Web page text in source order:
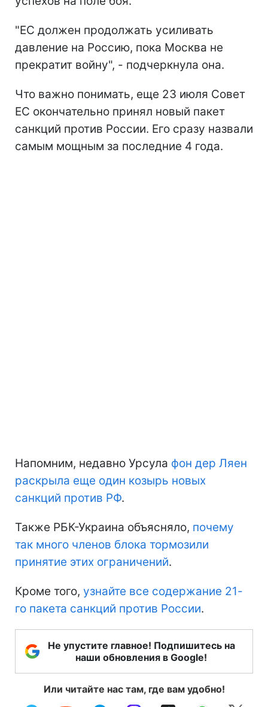
"ЕС должен продолжать усиливать
давление на Россию, пока Москва не
прекратит войну", - подчеркнула она.
Что важно понимать, еще 23 июля Совет
ЕС окончательно принял новый пакет
санкций против России. Его сразу назвали
самым мощным за последние 4 года.
Напомним, недавно Урсула фон дер Ляен
раскрыла еще один козырь новых
санкций против РФ.
Также РБК-Украина объясняло, почему
так много членов блока тормозили
принятие этих ограничений.
Кроме того, узнайте все содержание 21-
го пакета санкций против России.
Не упустите главное! Подпишитесь на
наши обновления в Google!
Или читайте нас там, где вам удобно!